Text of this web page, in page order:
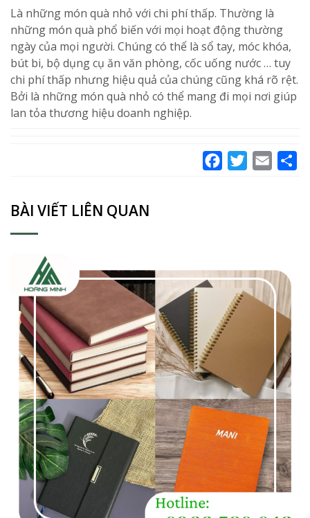
Là những món quà nhỏ với chi phí thấp. Thường là
những món quà phổ biến với mọi hoạt động thường
ngày của mọi người. Chúng có thể là sổ tay, móc khóa,
bút bi, bộ dụng cụ ăn văn phòng, cốc uống nước … tuy
chi phí thấp nhưng hiệu quả của chúng cũng khá rõ rệt.
Bởi là những món quà nhỏ có thể mang đi mọi nơi giúp
lan tỏa thương hiệu doanh nghiệp.
FacebookTwitterEmail
BÀI VIẾT LIÊN QUAN